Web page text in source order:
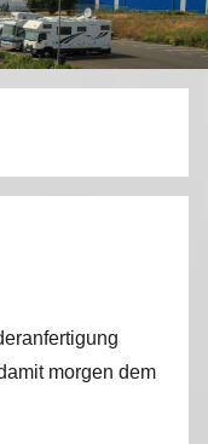
morgen dem